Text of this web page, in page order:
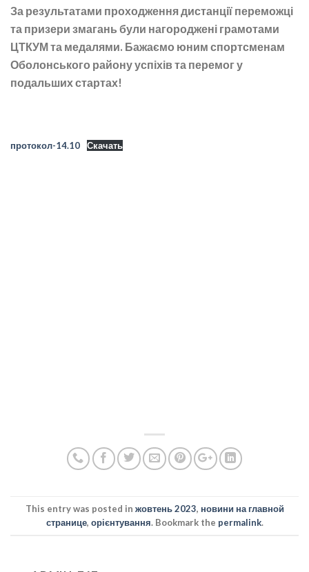
За результатами проходження дистанції переможці
та призери змагань були нагороджені грамотами
ЦТКУМ та медалями. Бажаємо юним спортсменам
Оболонського району успіхів та перемог у
подальших стартах!
протокол-14.10 Скачать
This entry was posted in жовтень 2023, новини на главной
странице, орієнтування. Bookmark the permalink.